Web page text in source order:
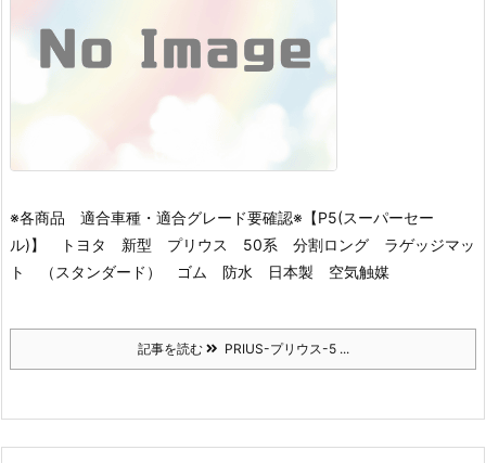
※各商品 適合車種・適合グレード要確認※ 【P5(スーパーセー
ル)】 トヨタ 新型 プリウス 50系 分割ロング ラゲッジマッ
ト （スタンダード） ゴム 防水 日本製 空気触媒
記事を読む PRIUS-プリウス-5 ...